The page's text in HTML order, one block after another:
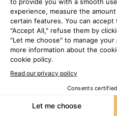
DEVENEZ
LYON
Sirha Lyon est le
du Food Service et